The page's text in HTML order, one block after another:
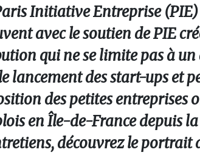
Initiative Entreprise
avec le soutien de PIE
qui ne se limite pas à
lancement des start-ups et
des petites entreprises
en Île-de-France depuis
découvrez le portrait